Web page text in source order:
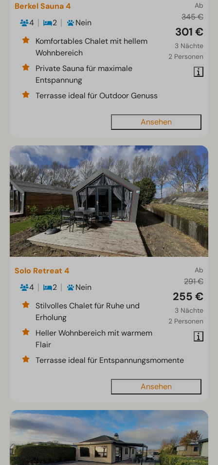
Ab
345 €
301 €
3 Nächte
2 Personen
Berkel Sauna 4
4
2
Nein
Komfortables Chalet mit hellem
Wohnbereich
Private Sauna für maximale
Entspannung
Terrasse ideal für Outdoor Genuss
Ansehen
Ab
291 €
255 €
3 Nächte
2 Personen
Solo Retreat 4
4
2
Nein
Stilvolles Chalet für Ruhe und
Erholung
Heller Wohnbereich mit warmem
Flair
Terrasse ideal für Entspannungsmomente
Ansehen